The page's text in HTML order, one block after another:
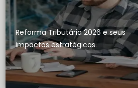
Reforma Tributária 2026 e seus
impactos estratégicos.